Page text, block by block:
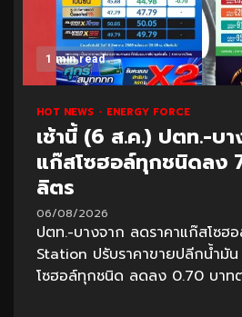
1 min read
HOT NEWS ENERGY FORCE
เช้านี้ (6 ส.ค.) ปตท.-บ
แก๊สโซฮอล์ทุกชนิดลง
ลิตร
06/08/2026
ปตท.-บางจาก ลดราคาแก๊สโซฮ
Station ปรับราคาขายปลีกน้ำมั
โซฮอล์ทุกชนิด ลดลง 0.70 บาท